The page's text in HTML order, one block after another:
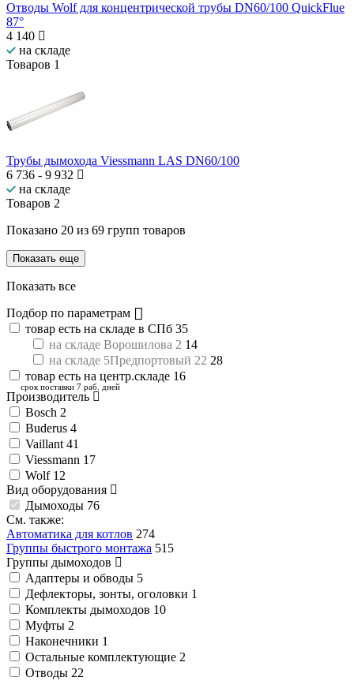
Отводы Wolf для концентрической трубы DN60/100 QuickFlue
87°
4 140
на складе
Товаров 1
Трубы дымохода Viessmann LAS DN60/100
6 736 - 9 932
на складе
Товаров 2
Показано 20 из 69 групп товаров
Показать еще
Показать все
Подбор по параметрам
товар есть на складе в СПб 35
на складе Ворошилова 2 14
на складе 5Предпортовый 22 28
товар есть на центр.складе 16
срок поставки 7 раб. дней
Производитель
Bosch 2
Buderus 4
Vaillant 41
Viessmann 17
Wolf 12
Вид оборудования
Дымоходы 76
См. также:
Автоматика для котлов 274
Группы быстрого монтажа 515
Группы дымоходов
Адаптеры и обводы 5
Дефлекторы, зонты, оголовки 1
Комплекты дымоходов 10
Муфты 2
Наконечники 1
Остальные комплектующие 2
Отводы 22